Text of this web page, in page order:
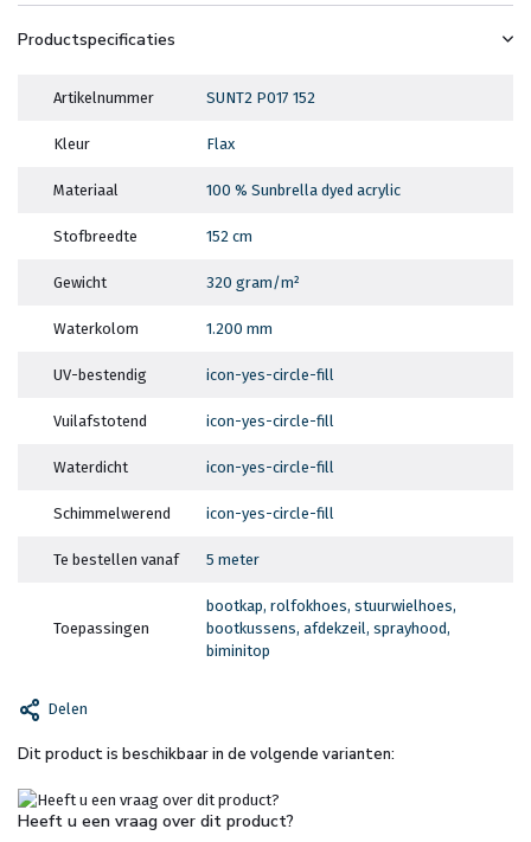
Productspecificaties
Artikelnummer SUNT2 P017 152
Kleur Flax
Materiaal 100 % Sunbrella dyed acrylic
Stofbreedte 152 cm
Gewicht 320 gram/m²
Waterkolom 1.200 mm
UV-bestendig icon-yes-circle-fill
Vuilafstotend icon-yes-circle-fill
Waterdicht icon-yes-circle-fill
Schimmelwerend icon-yes-circle-fill
Te bestellen vanaf 5 meter
Toepassingen
bootkap, rolfokhoes, stuurwielhoes,
bootkussens, afdekzeil, sprayhood,
biminitop
Delen
Dit product is beschikbaar in de volgende varianten:
Heeft u een vraag over dit product?